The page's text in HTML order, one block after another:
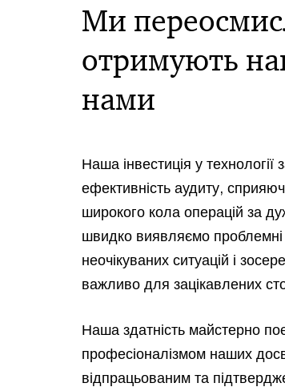
Ми
отримують
нами
Наша інвестиція у технології
ефективність аудиту,
широкого кола операцій за
швидко виявляємо
неочікуваних ситуацій і
важливо для зацікавлених
Наша здатність майстерно
професіоналізмом наших
відпрацьованим та